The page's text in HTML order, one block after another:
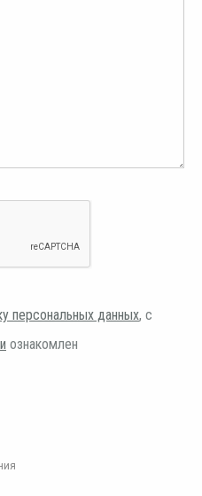
персональных данных, с
ознакомлен